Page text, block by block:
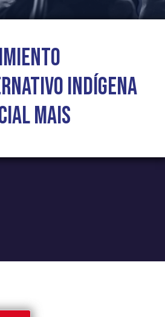
Indígena
MAIS